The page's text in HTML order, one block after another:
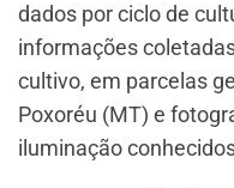
dados por ciclo de
informações
cultivo, em parcelas
Poxoréu (MT) e
iluminação